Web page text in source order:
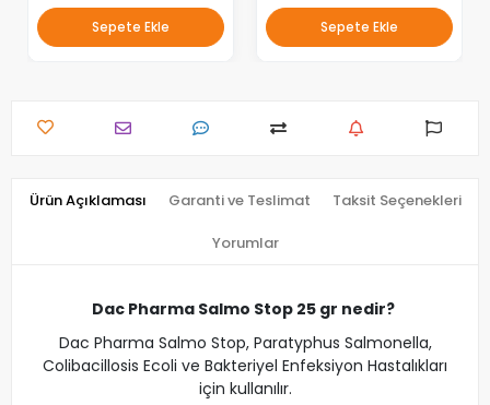
Sepete Ekle Sepete Ekle
Ürün Açıklaması Garanti ve Teslimat Taksit Seçenekleri
Yorumlar
Dac Pharma Salmo Stop 25 gr nedir?
Dac Pharma Salmo Stop, Paratyphus Salmonella,
Colibacillosis Ecoli ve Bakteriyel Enfeksiyon Hastalıkları
için kullanılır.